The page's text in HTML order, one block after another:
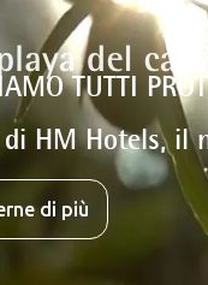
TUTTI
di HM Hotels, il
di più